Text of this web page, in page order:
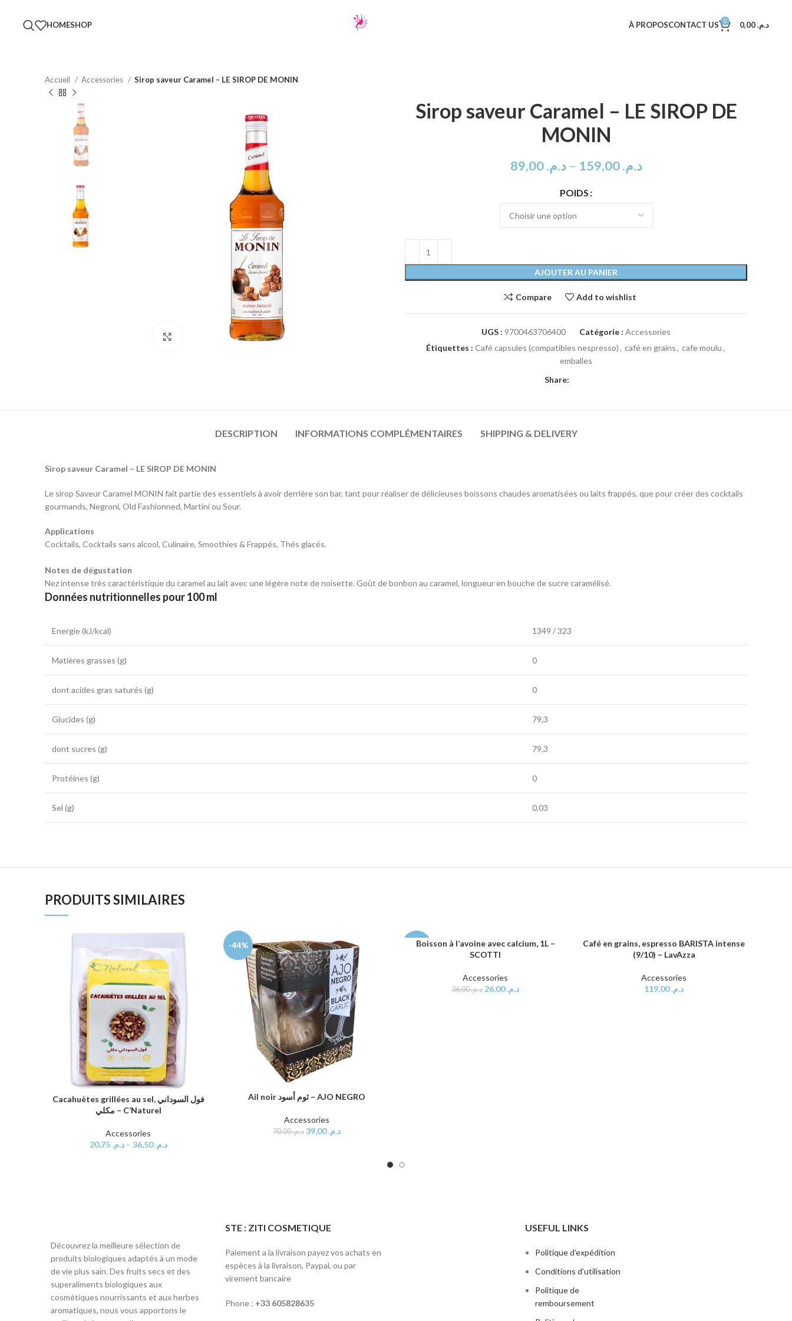
HOMESHOP À PROPOSCONTACT US 0 د.م.0,00
Accueil Accessories Sirop saveur Caramel – LE SIROP DE MONIN
Click to enlarge
Sirop saveur Caramel – LE SIROP DE
MONIN
د.م.89,00 – د.م.159,00
POIDS
AJOUTER AU PANIER
Compare Add to wishlist
UGS : 9700463706400 Catégorie : Accessories
Étiquettes : Café capsules (compatibles nespresso), café en grains, cafe moulu,
emballes
Share:
DESCRIPTION INFORMATIONS COMPLÉMENTAIRES SHIPPING & DELIVERY
Sirop saveur Caramel – LE SIROP DE MONIN
Le sirop Saveur Caramel MONIN fait partie des essentiels à avoir derrière son bar, tant pour réaliser de délicieuses boissons chaudes aromatisées ou laits frappés, que pour créer des cocktails
gourmands, Negroni, Old Fashionned, Martini ou Sour.
Applications
Cocktails, Cocktails sans alcool, Culinaire, Smoothies & Frappés, Thés glacés.
Notes de dégustation
Nez intense très caractéristique du caramel au lait avec une légère note de noisette. Goût de bonbon au caramel, longueur en bouche de sucre caramélisé.
Données nutritionnelles pour 100 ml
Energie (kJ/kcal) 1349 / 323
Matières grasses (g) 0
dont acides gras saturés (g) 0
Glucides (g) 79,3
dont sucres (g) 79,3
Protéines (g) 0
Sel (g) 0,03
PRODUITS SIMILAIRES
CHOIX DES OPTIONS
Cacahuètes grillées au sel, فول السوداني
مكلي – C’Naturel
Accessories
د.م.20,75 – د.م.36,50
-44%
AJOUTER AU PANIER Ail noir ثوم أسود – AJO NEGRO
Accessories
د.م.70,00 د.م.39,00
-28%
AJOUTER AU PANIER
Boisson à l’avoine avec calcium, 1L –
SCOTTI
Accessories
د.م.36,00 د.م.26,00
AJOUTER AU PANIER
Café en grains, espresso BARISTA intense
(9/10) – LavAzza
Accessories
د.م.119,00
Découvrez la meilleure sélection de
produits biologiques adaptés à un mode
de vie plus sain. Des fruits secs et des
superaliments biologiques aux
cosmétiques nourrissants et aux herbes
aromatiques, nous vous apportons le
STE : ZITI COSMETIQUE
Paiement a la livraison payez vos achats en
espèces à la livraison, Paypal, ou par
virement bancaire
Phone : +33 605828635
USEFUL LINKS
Politique d’expédition
Conditions d’utilisation
Politique de
remboursement